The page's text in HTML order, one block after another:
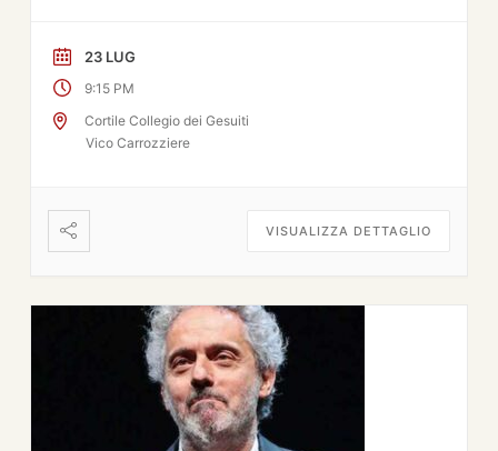
23 LUG
9:15 PM
Cortile Collegio dei Gesuiti
Vico Carrozziere
VISUALIZZA DETTAGLIO